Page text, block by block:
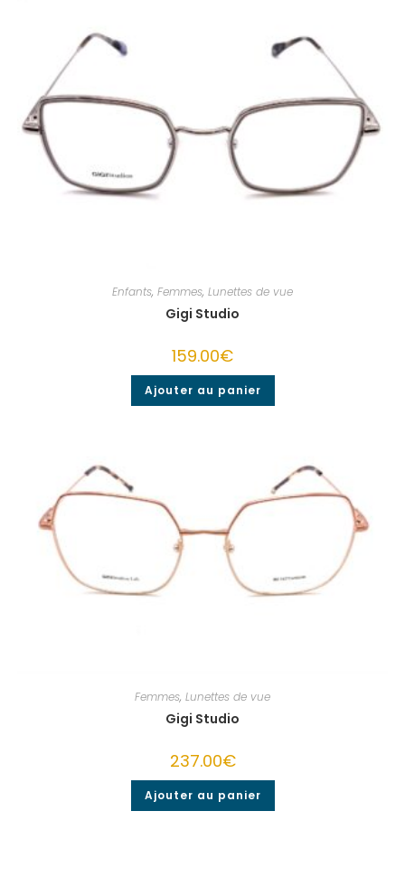
Enfants, Femmes, Lunettes de vue
Gigi Studio
159.00€
Ajouter au panier
Femmes, Lunettes de vue
Gigi Studio
237.00€
Ajouter au panier